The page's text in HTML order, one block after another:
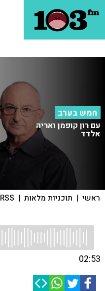
חמש בערב
עם רון קופמן ואריה
אלדד
ראשי | תוכניות מלאות |
RSS
02:53